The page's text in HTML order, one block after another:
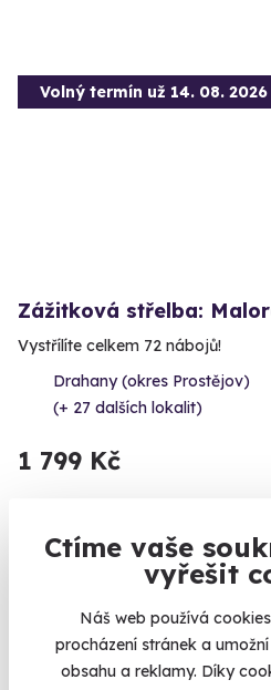
Ctíme vaše
vyřešit
Náš web používá
procházení stránek a
obsahu a reklamy. Díky
Volný termín už 14. 08. 2026
Zážitková střelba:
Vystřílíte celkem 72 nábojů!
Drahany (okres Prostějov)
(+ 27 dalších lokalit)
1 799 Kč